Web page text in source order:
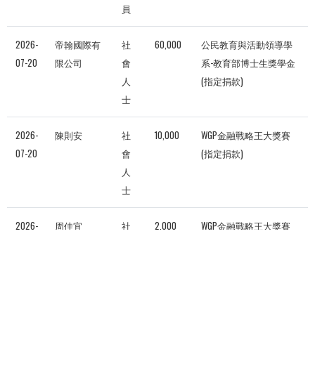
員
2026-
07-20
帝翰國際有
限公司
社
會
人
士
60,000
公民教育與活動領導學
系-教育部博士生獎學金
(指定捐款)
2026-
07-20
陳則安
社
會
人
士
10,000
WGP金融戰略王大獎賽
(指定捐款)
2026-
周佳宜
社
2,000
WGP金融戰略王大獎賽